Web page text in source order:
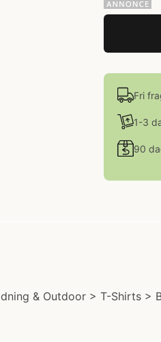
Fri
1-3
90
& Outdoor > T-Shirts >